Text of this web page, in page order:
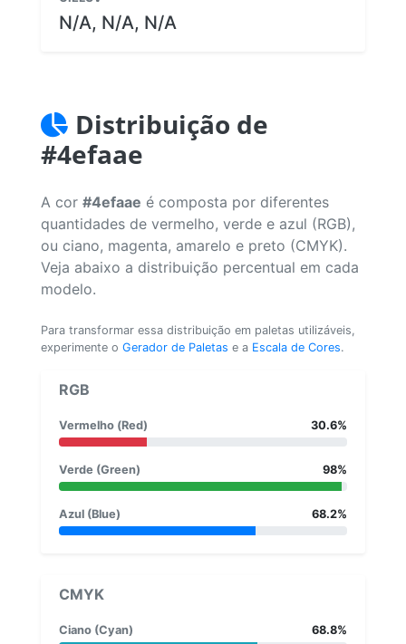
N/A, N/A, N/A
Distribuição de
#4efaae
A cor #4efaae é composta por diferentes
quantidades de vermelho, verde e azul (RGB),
ou ciano, magenta, amarelo e preto (CMYK).
Veja abaixo a distribuição percentual em cada
modelo.
Para transformar essa distribuição em paletas utilizáveis,
experimente o Gerador de Paletas e a Escala de Cores.
RGB
Vermelho (Red) 30.6%
Verde (Green) 98%
Azul (Blue) 68.2%
CMYK
Ciano (Cyan) 68.8%